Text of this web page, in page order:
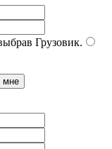
Грузовик.